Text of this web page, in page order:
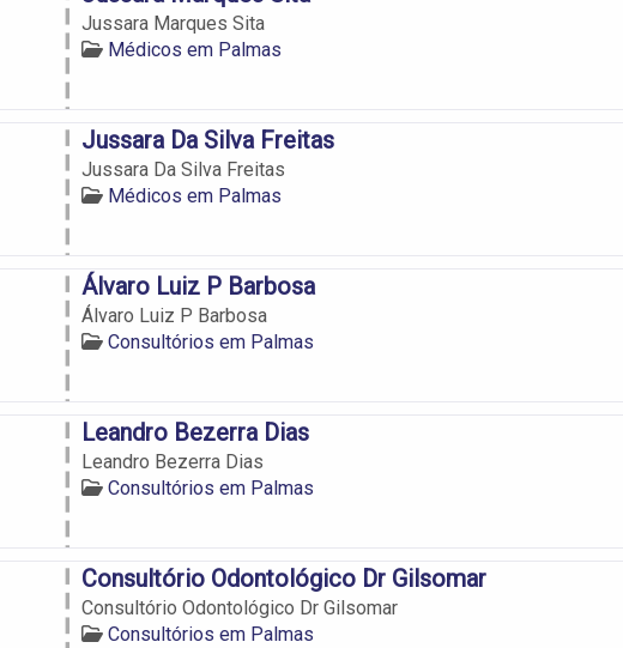
Jussara Marques Sita
Médicos em Palmas
Jussara Da Silva Freitas
Jussara Da Silva Freitas
Médicos em Palmas
Álvaro Luiz P Barbosa
Álvaro Luiz P Barbosa
Consultórios em Palmas
Leandro Bezerra Dias
Leandro Bezerra Dias
Consultórios em Palmas
Consultório Odontológico Dr Gilsomar
Consultório Odontológico Dr Gilsomar
Consultórios em Palmas